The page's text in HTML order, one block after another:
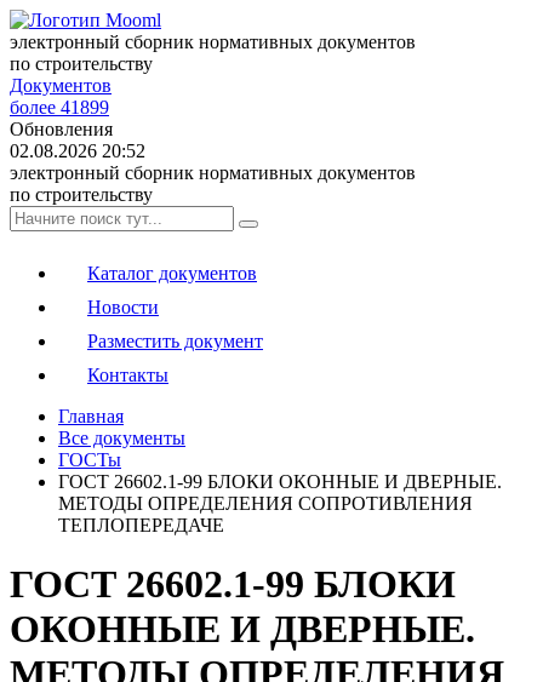
электронный сборник нормативных документов
по строительству
Документов
более 41899
Обновления
02.08.2026 20:52
электронный сборник нормативных документов
по строительству
Каталог документов
Новости
Разместить документ
Контакты
Главная
Все документы
ГОСТы
ГОСТ 26602.1-99 БЛОКИ ОКОННЫЕ И ДВЕРНЫЕ.
МЕТОДЫ ОПРЕДЕЛЕНИЯ СОПРОТИВЛЕНИЯ
ТЕПЛОПЕРЕДАЧЕ
ГОСТ 26602.1-99 БЛОКИ
ОКОННЫЕ И ДВЕРНЫЕ.